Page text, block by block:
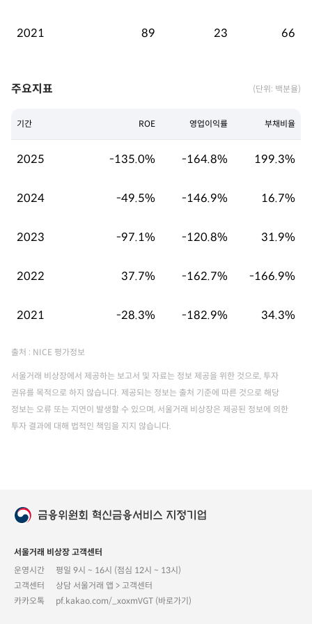
2021 89 23 66
주요지표 (단위: 백분율)
기간 ROE 영업이익률 부채비율
2025 -135.0% -164.8% 199.3%
2024 -49.5% -146.9% 16.7%
2023 -97.1% -120.8% 31.9%
2022 37.7% -162.7% -166.9%
2021 -28.3% -182.9% 34.3%
출처 : NICE 평가정보
서울거래 비상장에서 제공하는 보고서 및 자료는 정보 제공을 위한 것으로, 투자
권유를 목적으로 하지 않습니다. 제공되는 정보는 출처 기준에 따른 것으로 해당
정보는 오류 또는 지연이 발생할 수 있으며, 서울거래 비상장은 제공된 정보에 의한
투자 결과에 대해 법적인 책임을 지지 않습니다.
서울거래 비상장 고객센터
운영시간
평일 9시 ~ 16시 (점심 12시 ~ 13시)
고객센터
상담 서울거래 앱 > 고객센터
카카오톡
pf.kakao.com/_xoxmVGT (바로가기)